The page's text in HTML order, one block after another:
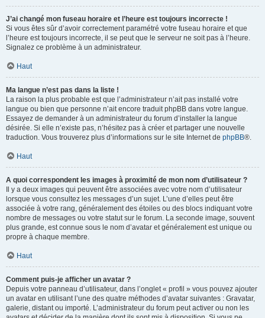
J’ai changé mon fuseau horaire et l’heure est toujours incorrecte !
Si vous êtes sûr d’avoir correctement paramétré votre fuseau horaire et que
l’heure est toujours incorrecte, il se peut que le serveur ne soit pas à l’heure.
Signalez ce problème à un administrateur.
Haut
Ma langue n’est pas dans la liste !
La raison la plus probable est que l’administrateur n’ait pas installé votre
langue ou bien que personne n’ait encore traduit phpBB dans votre langue.
Essayez de demander à un administrateur du forum d’installer la langue
désirée. Si elle n’existe pas, n’hésitez pas à créer et partager une nouvelle
traduction. Vous trouverez plus d’informations sur le site Internet de phpBB®.
Haut
A quoi correspondent les images à proximité de mon nom d’utilisateur ?
Il y a deux images qui peuvent être associées avec votre nom d’utilisateur
lorsque vous consultez les messages d’un sujet. L’une d’elles peut être
associée à votre rang, généralement des étoiles ou des blocs indiquant votre
nombre de messages ou votre statut sur le forum. La seconde image, souvent
plus grande, est connue sous le nom d’avatar et généralement est unique ou
propre à chaque membre.
Haut
Comment puis-je afficher un avatar ?
Depuis votre panneau d’utilisateur, dans l’onglet « profil » vous pouvez ajouter
un avatar en utilisant l’une des quatre méthodes d’avatar suivantes : Gravatar,
galerie, distant ou importé. L’administrateur du forum peut activer ou non les